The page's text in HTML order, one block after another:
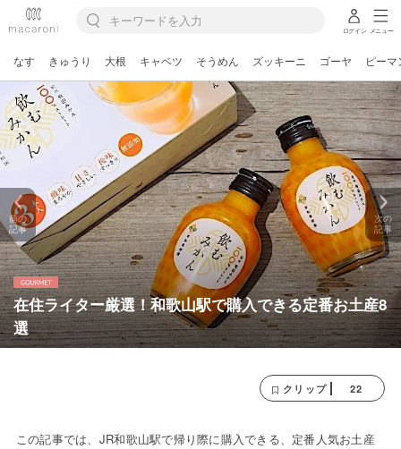
ログイン メニュー
なす きゅうり 大根 キャベツ そうめん ズッキーニ ゴーヤ ピーマ
在住ライター厳選！和歌山駅で購入できる定番お土産8
選
前の
記事
次の
記事
クリップ 22
この記事では、JR和歌山駅で帰り際に購入できる、定番人気お土産